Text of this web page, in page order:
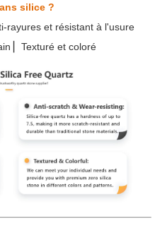
silice ?
rayures et résistant à l'usure
▏Texturé et coloré